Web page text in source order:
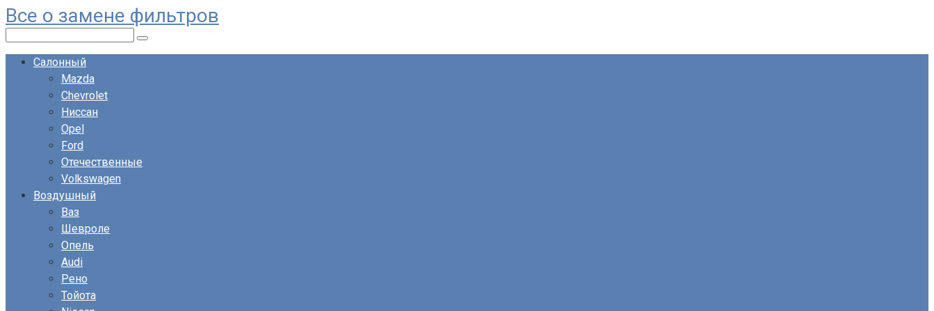
Перейти
к
контенту
Все о замене фильтров
Салонный
Mazda
Chevrolet
Ниссан
Opel
Ford
Отечественные
Volkswagen
Воздушный
Ваз
Шевроле
Опель
Audi
Рено
Тойота